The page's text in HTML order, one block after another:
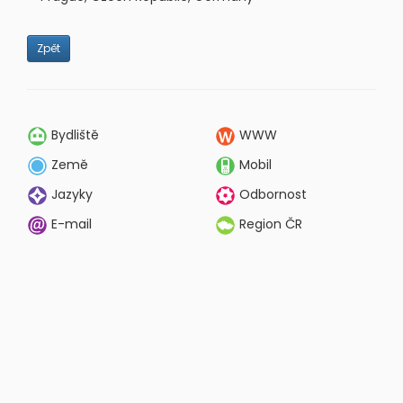
Zpět
Bydliště
WWW
Země
Mobil
Jazyky
Odbornost
E-mail
Region ČR